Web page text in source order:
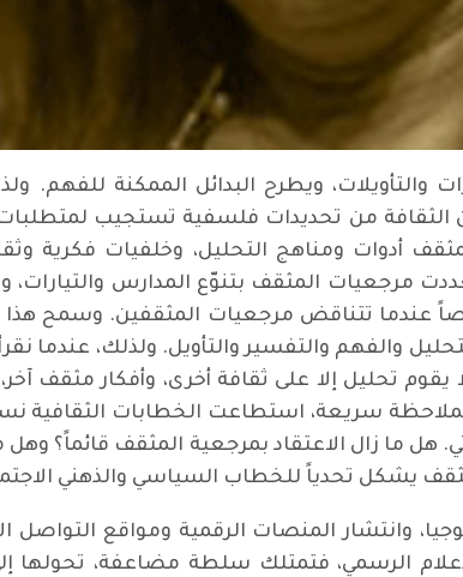
والتأويلات، ويطرح البدائل الممكنة للفهم.
الثقافة من تحديدات فلسفية تستجيب
أدوات ومناهج التحليل، وخلفيات فكرية
مرجعيات المثقف بتنوّع المدارس والتيارات،
عندما تتناقض مرجعيات المثقفين. وسمح هذا
والفهم والتفسير والتأويل. ولذلك، عندما
تحليل إلا على ثقافة أخرى، وأفكار مثقف آخر،
سريعة، استطاعت الخطابات الثقافية
هل ما زال الاعتقاد بمرجعية المثقف قائماً؟
يشكل تحدياً للخطاب السياسي والذهني
وانتشار المنصات الرقمية ومواقع التواصل
الرسمي، فتمتلك سلطة مضاعفة، تحولها